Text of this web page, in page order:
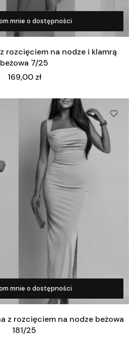
Zobacz produkt
mnie o dostępności
rozcięciem na nodze i klamrą
beżowa 7/25
Cena
169,00 zł
Zobacz produkt
mnie o dostępności
z rozcięciem na nodze beżowa
181/25